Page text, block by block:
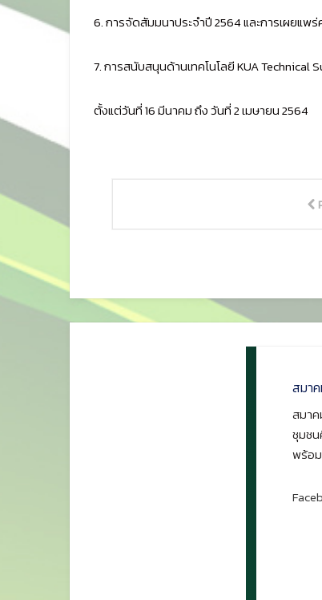
6. การจัดสัมมนาประจำปี 2564 และการเผยแพ
7. การสนับสนุนด้านเทคโนโลยี KUA Technical
ตั้งแต่วันที่ 16 มีนาคม ถึง วันที่ 2 เมษายน 2564
สมา
สมาค
ชุมช
พร้อ